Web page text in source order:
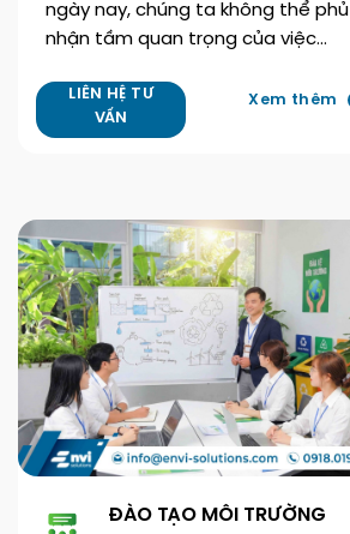
ngày nay, chúng ta không thể phủ
nhận tầm quan trọng của việc…
LIÊN HỆ TƯ
VẤN
Xem thêm
ĐÀO TẠO MÔI TRƯỜNG